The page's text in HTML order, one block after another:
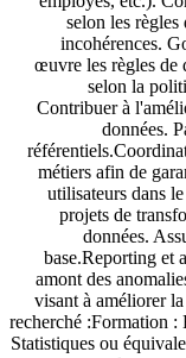
selon les
incohérences.
œuvre les règles de
selon la
Contribuer à
données.
métiers afin de
utilisateurs dans
projets de
données.
base.Reporting et
amont des
visant à améliorer
recherché :Formation :
Statistiques ou